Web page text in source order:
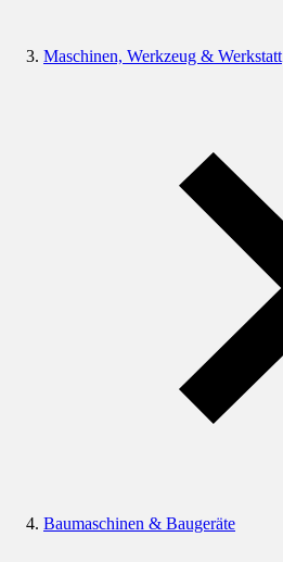
Maschinen, Werkzeug & Werkstatt
Baumaschinen & Baugeräte